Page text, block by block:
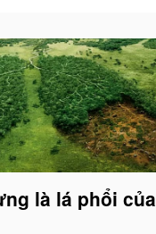
là lá phổi của